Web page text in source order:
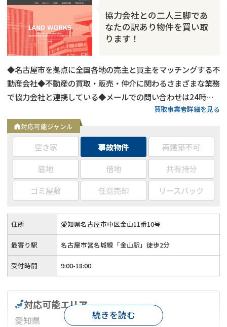
協力会社との二人三脚であ
なたの訳あり物件を買い取
ります！
◆名古屋市を拠点に全国各地の売主と買主をマッチングする不
動産会社◆不動産の買取・販売・仲介に関わるさまざまな業務
で協力会社と連携している◆メールでの問い合わせは24時間
買取事業者詳細を見る
対応可能ジャンル
空き家 事故物件
再建築不可
底地
借地
共有持分
ゴミ屋敷
任意売却 リースバック
住所 愛知県名古屋市中区金山11番10号
最寄り駅 名古屋市営名城線「金山駅」徒歩2分
受付時間 9:00-18:00
対応可能エリア
愛知県 続きを読む